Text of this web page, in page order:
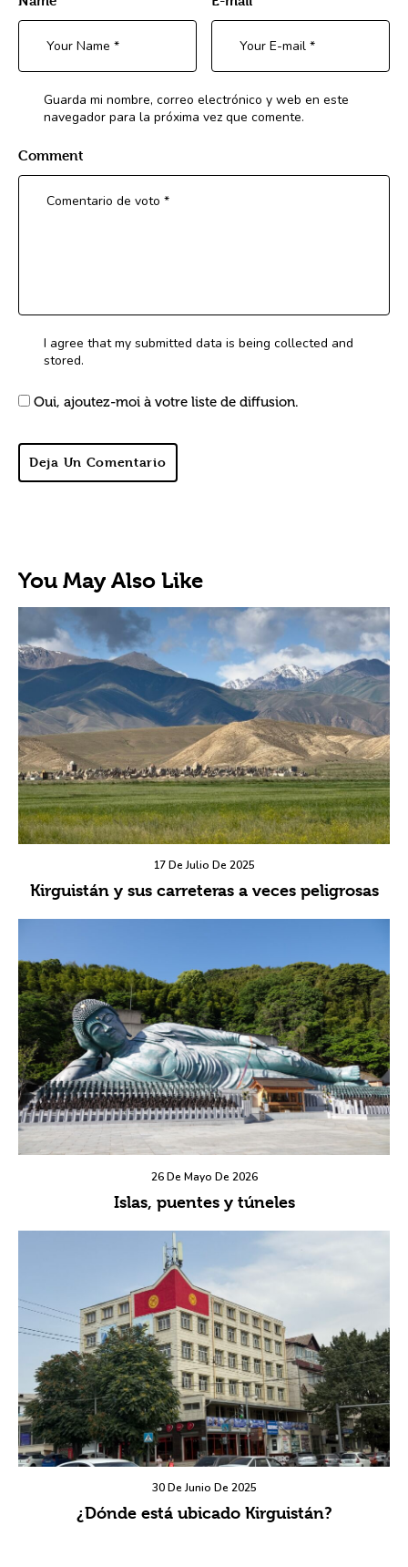
Guarda mi nombre, correo electrónico y web en este
navegador para la próxima vez que comente.
Comment
I agree that my submitted data is being collected and
stored.
Oui, ajoutez-moi à votre liste de diffusion.
Deja Un Comentario
You May Also Like
17 De Julio De 2025
Kirguistán y sus carreteras a veces peligrosas
26 De Mayo De 2026
Islas, puentes y túneles
30 De Junio De 2025
¿Dónde está ubicado Kirguistán?